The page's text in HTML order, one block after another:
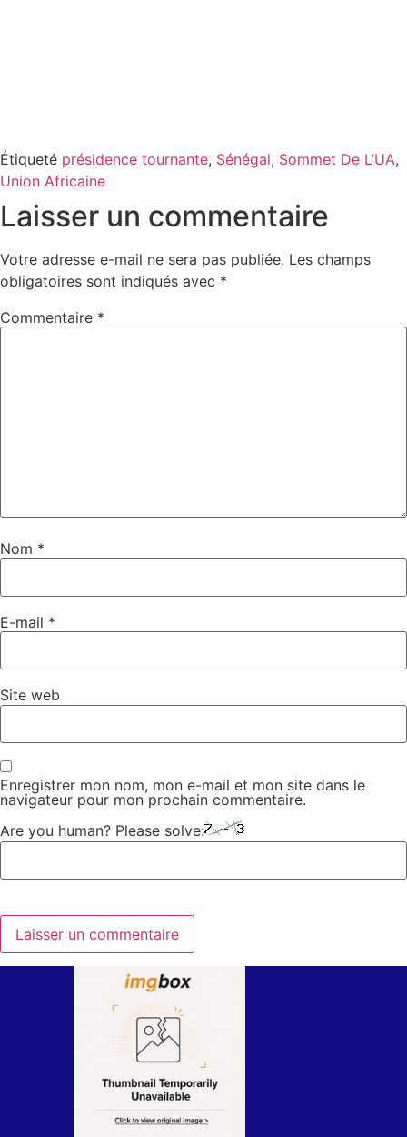
Étiqueté présidence tournante, Sénégal, Sommet De L’UA,
Union Africaine
Laisser un commentaire
Votre adresse e-mail ne sera pas publiée. Les champs
obligatoires sont indiqués avec *
Commentaire *
Nom *
E-mail *
Site web
Enregistrer mon nom, mon e-mail et mon site dans le
navigateur pour mon prochain commentaire.
Are you human? Please solve: